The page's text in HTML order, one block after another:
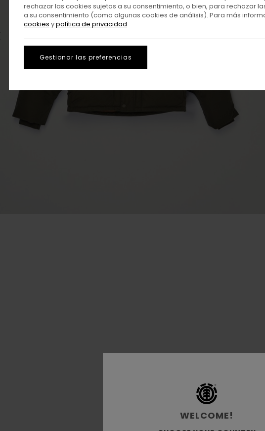
WELCOME!
rechazar las cookies sujetas a su consentimiento, o bien, para rechazar
a su consentimiento (como algunas cookies de análisis). Para más
cookies ypolítica de privacidad
Gestionar las preferencias